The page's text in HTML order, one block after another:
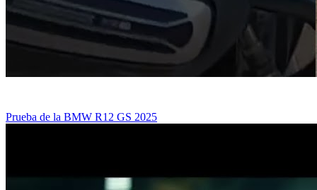
Prueba de la BMW R12 GS 2025